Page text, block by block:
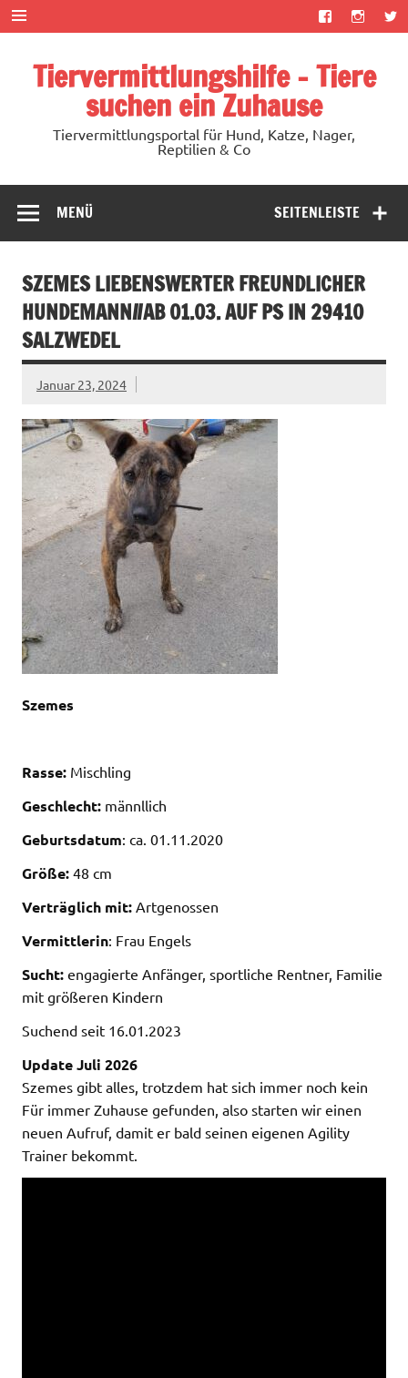
Zum
Inhalt
springen
Tiervermittlungshilfe – Tiere
suchen ein Zuhause
Tiervermittlungsportal für Hund, Katze, Nager,
Reptilien & Co
SEITENLEISTE
MENÜ
SZEMES LIEBENSWERTER FREUNDLICHER
HUNDEMANN//AB 01.03. AUF PS IN 29410
SALZWEDEL
Januar 23, 2024
Szemes
Rasse: Mischling
Geschlecht: männllich
Geburtsdatum: ca. 01.11.2020
Größe: 48 cm
Verträglich mit: Artgenossen
Vermittlerin: Frau Engels
Sucht: engagierte Anfänger, sportliche Rentner, Familie
mit größeren Kindern
Suchend seit 16.01.2023
Update Juli 2026
Szemes gibt alles, trotzdem hat sich immer noch kein
Für immer Zuhause gefunden, also starten wir einen
neuen Aufruf, damit er bald seinen eigenen Agility
Trainer bekommt.